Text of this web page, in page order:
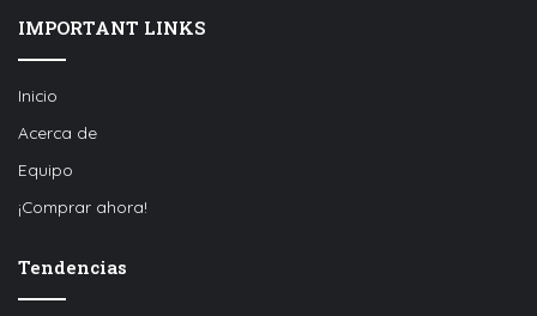
IMPORTANT LINKS
Inicio
Acerca de
Equipo
¡Comprar ahora!
Tendencias